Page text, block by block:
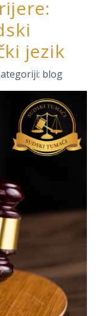
jezik
blog